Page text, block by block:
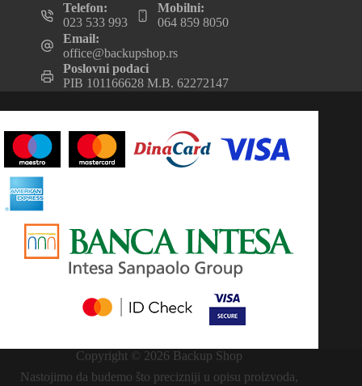
Telefon:
023 533 993
Mobilni:
064 859 8050
Email:
office@backupshop.rs
Poslovni podaci
PIB 101166628 M.B. 62272147
Copyright © 2026 Backup Shop
Nastojimo da budemo što precizniji u opisu proizvoda,